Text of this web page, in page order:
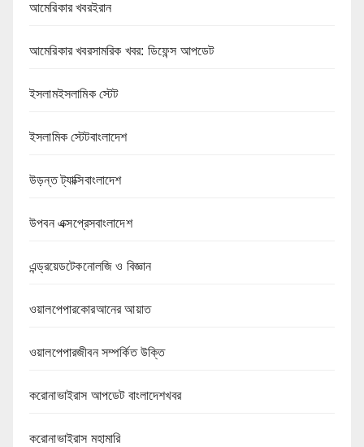
আমেরিকার খবরইরান
আমেরিকার খবরসামরিক খবর: ডিফেন্স আপডেট
ইসলামইসলামিক স্টেট
ইসলামিক স্টেটবাংলাদেশ
উড়ন্ত ট্যাক্সিবাংলাদেশ
উপবন এক্সপ্রেসবাংলাদেশ
এন্ড্রয়েডটেকনোলজি ও বিজ্ঞান
ওয়ালপেপারকোরআনের আয়াত
ওয়ালপেপারজীবন সম্পর্কিত উক্তি
করোনাভাইরাস আপডেট বাংলাদেশখবর
করোনাভাইরাস মহামারি